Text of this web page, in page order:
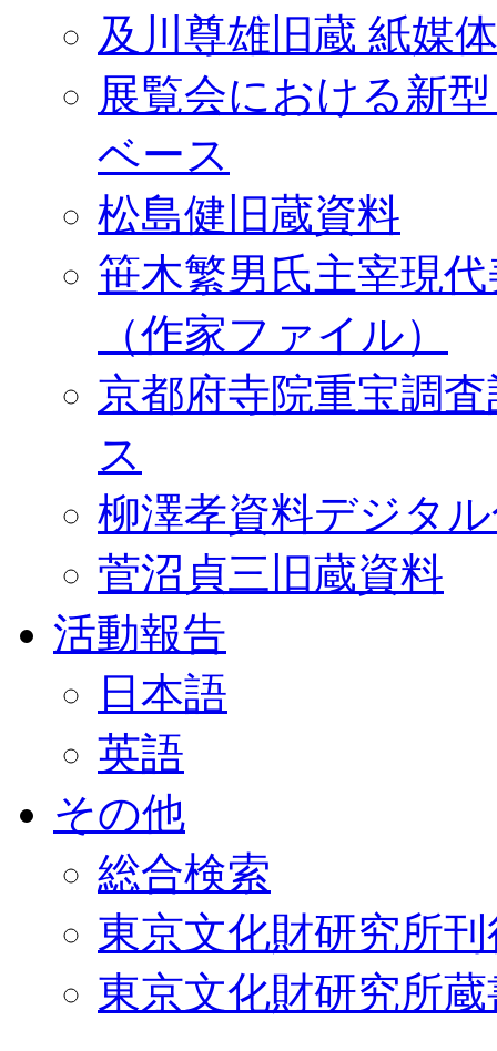
及川尊雄旧蔵 紙媒
展覧会における新
ベース
松島健旧蔵資料
笹木繁男氏主宰現
（作家ファイル）
京都府寺院重宝調
ス
柳澤孝資料デジタ
菅沼貞三旧蔵資料
活動報告
日本語
英語
その他
総合検索
東京文化財研究所
東京文化財研究所